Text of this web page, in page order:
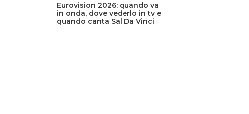
Eurovision 2026: quando va
in onda, dove vederlo in tv e
quando canta Sal Da Vinci